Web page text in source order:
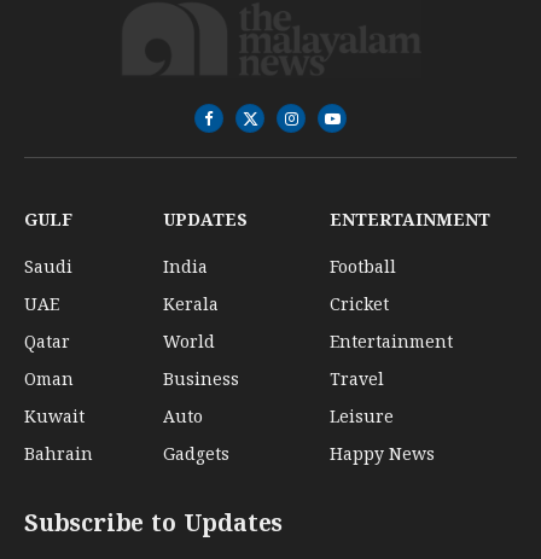
Facebook
X
(Twitter)
InstagramYouTube
GULF
Saudi
UAE
Qatar
Oman
Kuwait
Bahrain
UPDATES
India
Kerala
World
Business
Auto
Gadgets
ENTERTAINMENT
Football
Cricket
Entertainment
Travel
Leisure
Happy News
Subscribe to Updates